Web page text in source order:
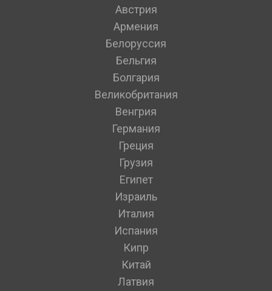
Австрия
Армения
Белоруссия
Бельгия
Болгария
Великобритания
Венгрия
Германия
Греция
Грузия
Египет
Израиль
Италия
Испания
Кипр
Китай
Латвия